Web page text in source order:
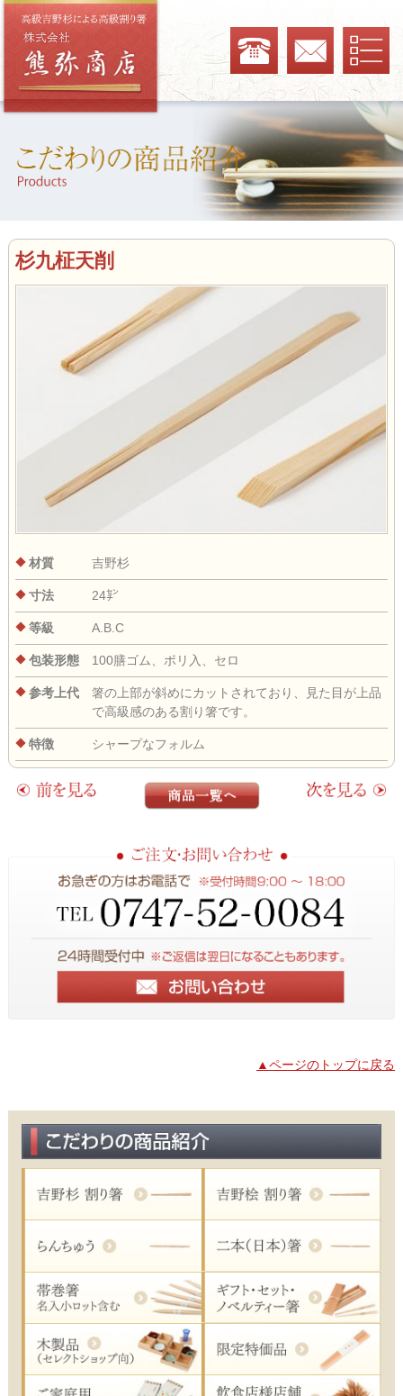
杉九柾天削
材質 吉野杉
寸法 24㌢
等級 A.B.C
包装形態 100膳ゴム、ポリ入、セロ
参考上代
箸の上部が斜めにカットされており、見た目が上品
で高級感のある割り箸です。
特徴 シャープなフォルム
▲ページのトップに戻る